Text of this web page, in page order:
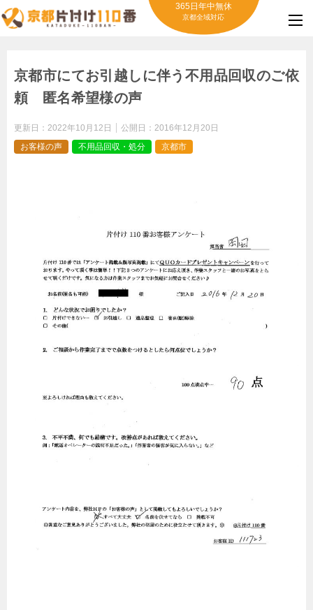
365日年中無休
京都全域対応
京都市にてお引越しに伴う不用品回収のご依
頼 匿名希望様の声
更新日： 2022年10月12日 公開日： 2016年12月20日
お客様の声
不用品回収・処分 京都市